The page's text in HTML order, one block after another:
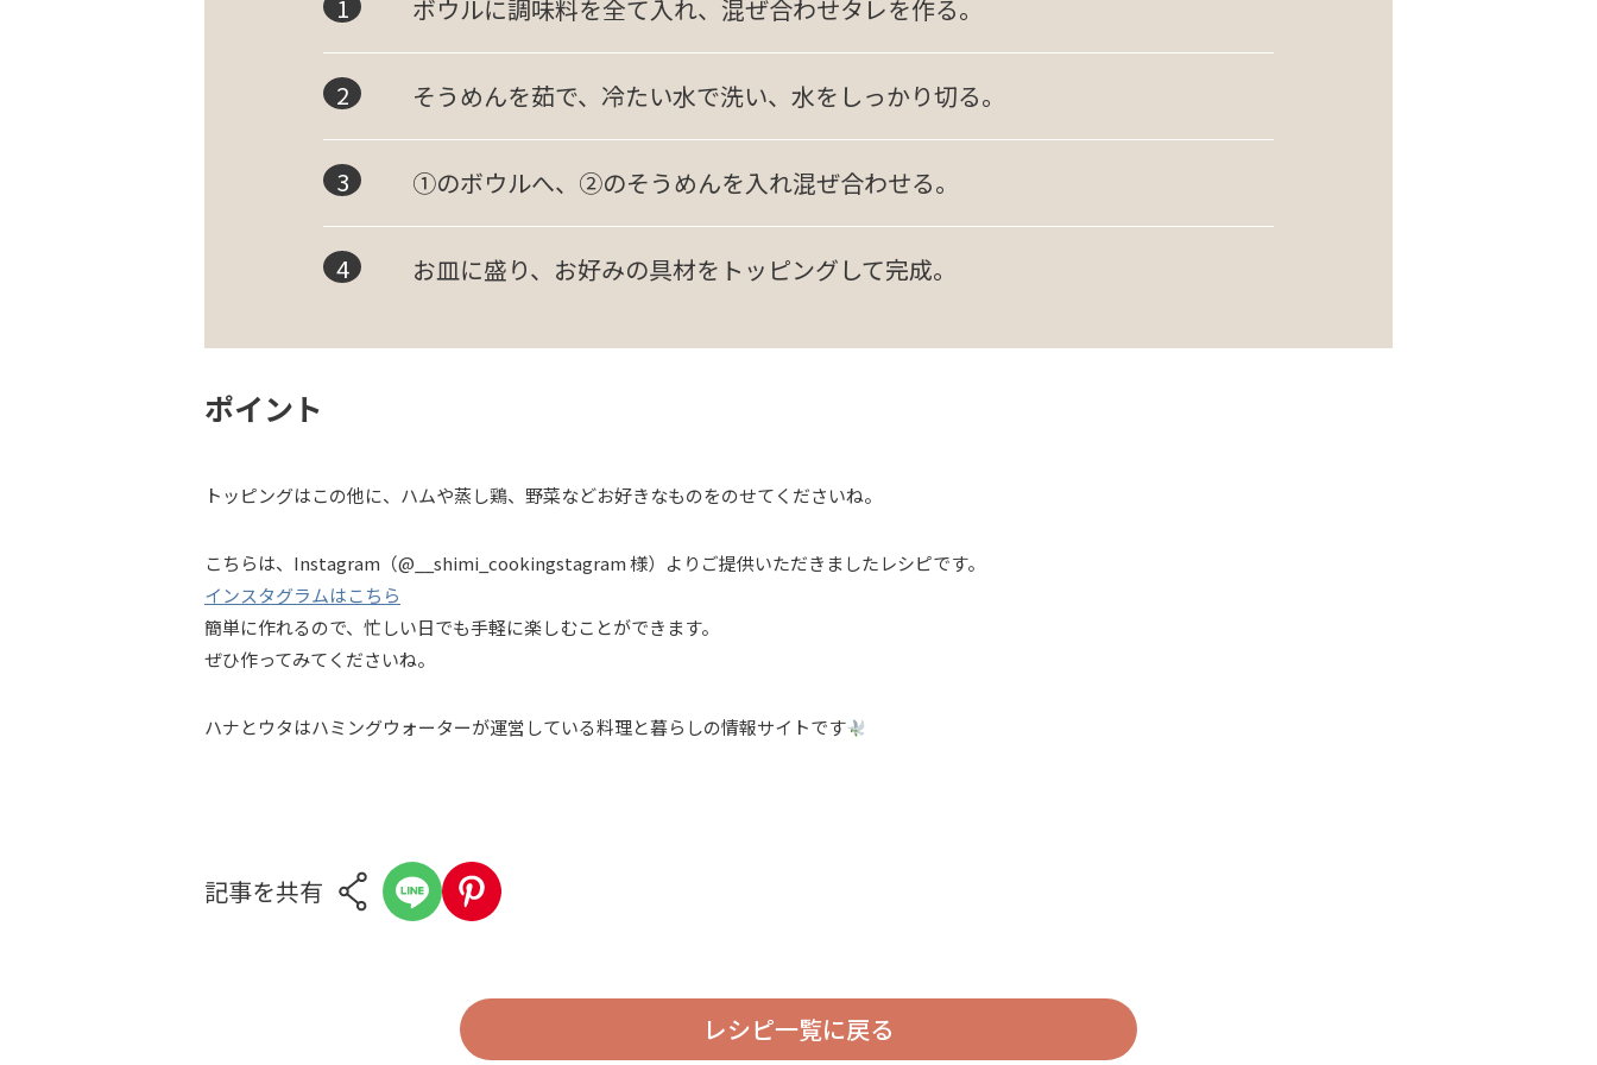
ボウルに調味料を全て入れ、混ぜ合わせタレを作る。
そうめんを茹で、冷たい水で洗い、水をしっかり切る。
①のボウルへ、②のそうめんを入れ混ぜ合わせる。
お皿に盛り、お好みの具材をトッピングして完成。
ポイント
トッピングはこの他に、ハムや蒸し鶏、野菜などお好きなものをのせてくださいね。
こちらは、Instagram（@__shimi_cookingstagram 様）よりご提供いただきましたレシピです。
インスタグラムはこちら
簡単に作れるので、忙しい日でも手軽に楽しむことができます。
ぜひ作ってみてくださいね。
ハナとウタはハミングウォーターが運営している料理と暮らしの情報サイトです
記事を共有
レシピ一覧に戻る